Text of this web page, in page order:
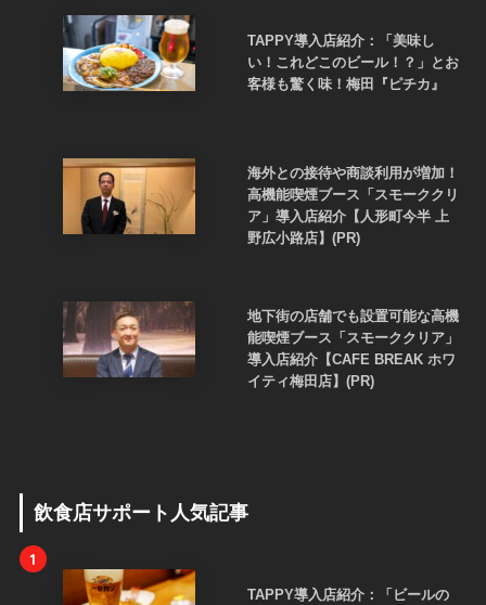
TAPPY導入店紹介：「美味し
い！これどこのビール！？」とお
客様も驚く味！梅田『ピチカ』
海外との接待や商談利用が増加！
高機能喫煙ブース「スモーククリ
ア」導入店紹介【人形町今半 上
野広小路店】(PR)
地下街の店舗でも設置可能な高機
能喫煙ブース「スモーククリア」
導入店紹介【CAFE BREAK ホワ
イティ梅田店】(PR)
飲食店サポート人気記事
1
TAPPY導入店紹介：「ビールの